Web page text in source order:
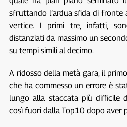
sfruttando l’ardua sfida di fronte
vertice. I primi tre, infatti,
distanziati da massimo un
su tempi simili al decimo.
A ridosso della metà gara, il
che ha commesso un errore è
lungo alla staccata più difficile
così fuori dalla Top10 dopo aver